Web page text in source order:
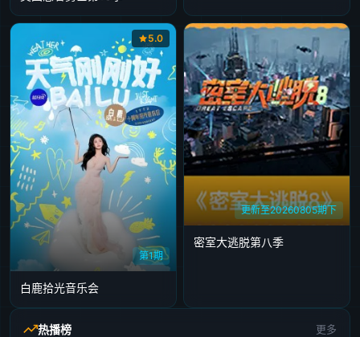
第1期
5.0
白鹿拾光音乐会
更新至20260805期下
密室大逃脱第八季
热播榜 更多